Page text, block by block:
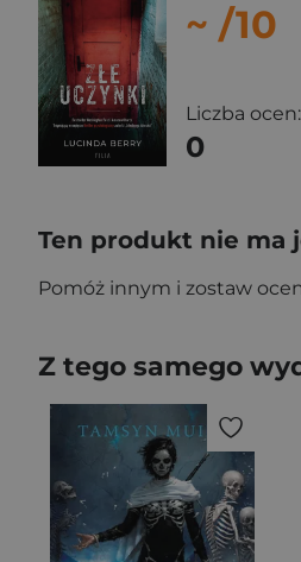
~ /10
Liczba ocen:
0
Ten produkt nie ma
Pomóż innym i zostaw
Z tego samego